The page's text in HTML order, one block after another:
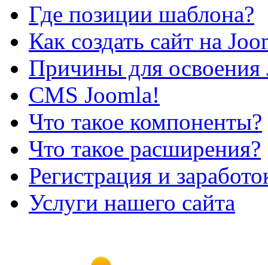
Где позиции шаблона?
Как создать сайт на
Причины для освоения
CMS Joomla!
Что такое компоненты?
Что такое расширения?
Регистрация и
Услуги нашего сайта